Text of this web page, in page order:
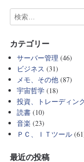
カテゴリー
サーバー管理 (46)
ビジネス (31)
メモ、その他 (87)
宇宙哲学 (18)
投資、トレーディン
読書 (10)
音楽 (23)
ＰＣ、ＩＴツール
最近の投稿